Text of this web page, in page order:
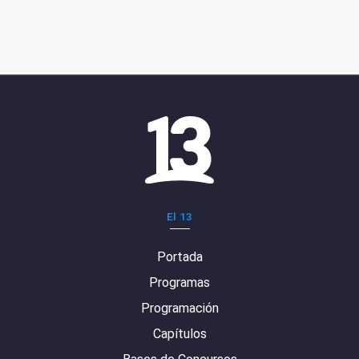
El 13
Portada
Programas
Programación
Capítulos